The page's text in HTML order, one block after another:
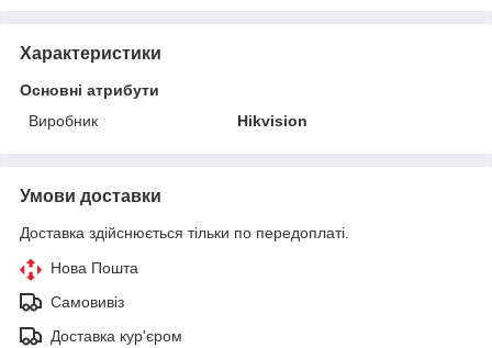
Характеристики
Основні атрибути
Виробник
Hikvision
Умови доставки
Доставка здійснюється тільки по передоплаті.
Нова Пошта
Самовивіз
Доставка кур'єром